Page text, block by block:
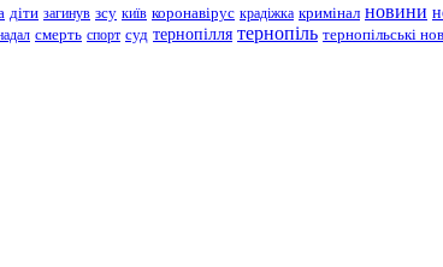
діти загинув зсу київ коронавірус крадіжка кримінал новини
смерть спорт суд тернопілля тернопіль тернопільські